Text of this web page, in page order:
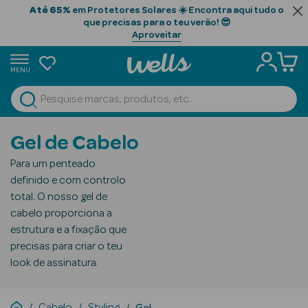
Até 65% em Protetores Solares ☀️ Encontra aqui tudo o
que precisas para o teu verão! 😎
Aproveitar
MENU
Ver Tudo
Beauty Season
Cabelo
Profissional
Beauty Season
Beauty Season
Luxo
Gel de Cabelo
Para um penteado
definido e com controlo
total. O nosso gel de
cabelo proporciona a
estrutura e a fixação que
precisas para criar o teu
look de assinatura.